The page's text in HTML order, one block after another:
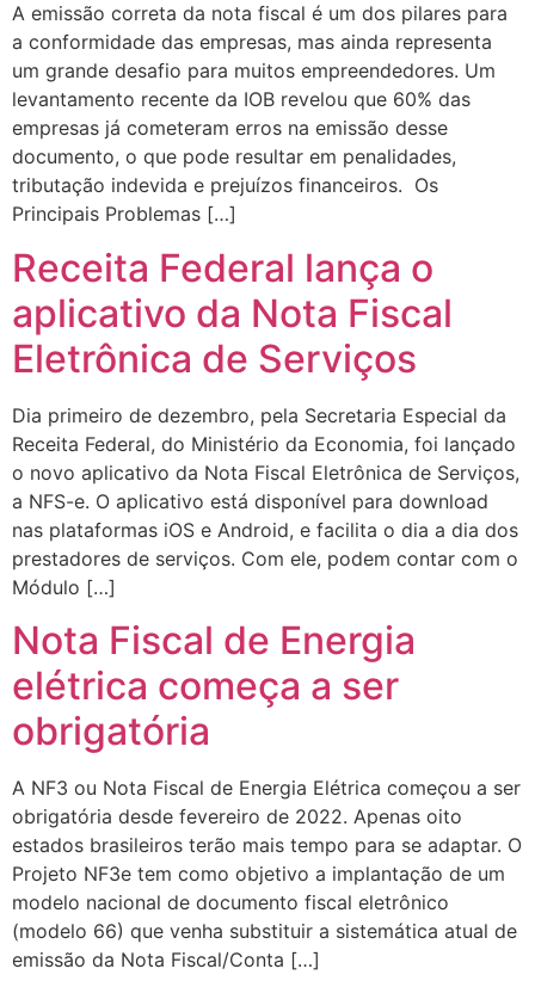
A emissão correta da nota fiscal é um dos pilares para
a conformidade das empresas, mas ainda representa
um grande desafio para muitos empreendedores. Um
levantamento recente da IOB revelou que 60% das
empresas já cometeram erros na emissão desse
documento, o que pode resultar em penalidades,
tributação indevida e prejuízos financeiros. Os
Principais Problemas […]
Receita Federal lança o
aplicativo da Nota Fiscal
Eletrônica de Serviços
Dia primeiro de dezembro, pela Secretaria Especial da
Receita Federal, do Ministério da Economia, foi lançado
o novo aplicativo da Nota Fiscal Eletrônica de Serviços,
a NFS-e. O aplicativo está disponível para download
nas plataformas iOS e Android, e facilita o dia a dia dos
prestadores de serviços. Com ele, podem contar com o
Módulo […]
Nota Fiscal de Energia
elétrica começa a ser
obrigatória
A NF3 ou Nota Fiscal de Energia Elétrica começou a ser
obrigatória desde fevereiro de 2022. Apenas oito
estados brasileiros terão mais tempo para se adaptar. O
Projeto NF3e tem como objetivo a implantação de um
modelo nacional de documento fiscal eletrônico
(modelo 66) que venha substituir a sistemática atual de
emissão da Nota Fiscal/Conta […]